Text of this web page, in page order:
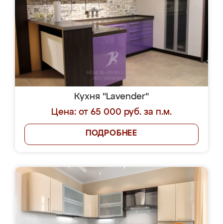
Кухня "Lavender"
Цена: от 65 000 руб. за п.м.
ПОДРОБНЕЕ